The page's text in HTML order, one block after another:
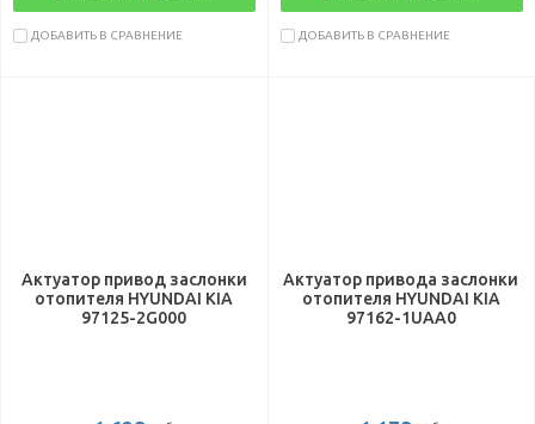
ДОБАВИТЬ В СРАВНЕНИЕ ДОБАВИТЬ В СРАВНЕНИЕ
Актуатор привод заслонки
отопителя HYUNDAI KIA
97125-2G000
Актуатор привода заслонки
отопителя HYUNDAI KIA
97162-1UAA0